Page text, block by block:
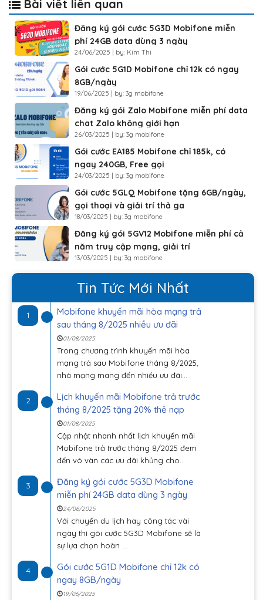
Bài viết liên quan
Đăng ký gói cước 5G3D Mobifone miễn
phí 24GB data dùng 3 ngày
24/06/2025 | by: Kim Thi
Gói cước 5G1D Mobifone chỉ 12k có ngay
8GB/ngày
19/06/2025 | by: 3g mobifone
Đăng ký gói Zalo Mobifone miễn phí data
chat Zalo không giới hạn
26/03/2025 | by: 3g mobifone
Gói cước EA185 Mobifone chỉ 185k, có
ngay 240GB, Free gọi
24/03/2025 | by: 3g mobifone
Gói cước 5GLQ Mobifone tặng 6GB/ngày,
gọi thoại và giải trí thả ga
18/03/2025 | by: 3g mobifone
Đăng ký gói 5GV12 Mobifone miễn phí cả
năm truy cập mạng, giải trí
13/03/2025 | by: 3g mobifone
Tin Tức Mới Nhất
1
Mobifone khuyến mãi hòa mạng trả
sau tháng 8/2025 nhiều ưu đãi
01/08/2025
Trong chương trình khuyến mãi hòa
mạng trả sau Mobifone tháng 8/2025,
nhà mạng mang đến nhiều ưu đãi...
2
Lịch khuyến mãi Mobifone trả trước
tháng 8/2025 tặng 20% thẻ nạp
01/08/2025
Cập nhật nhanh nhất lịch khuyến mãi
Mobifone trả trước tháng 8/2025 đem
đến vô vàn các ưu đãi khủng cho...
3
Đăng ký gói cước 5G3D Mobifone
miễn phí 24GB data dùng 3 ngày
24/06/2025
Với chuyến du lịch hay công tác vài
ngày thì gói cước 5G3D Mobifone sẽ là
sự lựa chọn hoàn ...
4
Gói cước 5G1D Mobifone chỉ 12k có
ngay 8GB/ngày
19/06/2025